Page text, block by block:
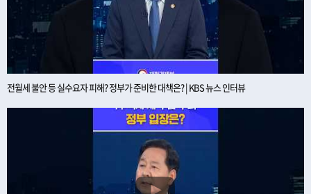
전월세 불안 등 실수요자 피해? 정부가 준비한 대책은? | KBS 뉴스 인터뷰